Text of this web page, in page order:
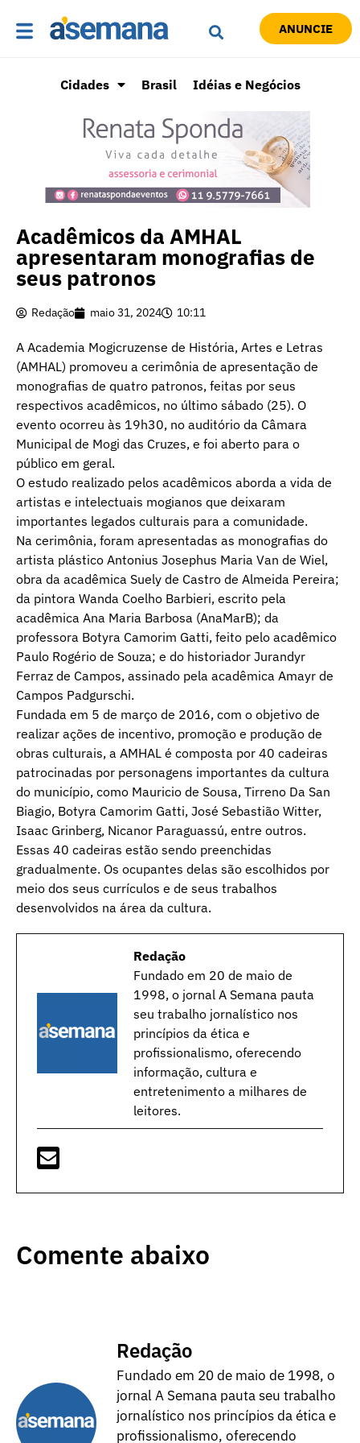
ANUNCIE
Cidades Brasil Idéias e Negócios
Acadêmicos da AMHAL
apresentaram monografias de
seus patronos
Redação maio 31, 2024 10:11
A Academia Mogicruzense de História, Artes e Letras
(AMHAL) promoveu a cerimônia de apresentação de
monografias de quatro patronos, feitas por seus
respectivos acadêmicos, no último sábado (25). O
evento ocorreu às 19h30, no auditório da Câmara
Municipal de Mogi das Cruzes, e foi aberto para o
público em geral.
O estudo realizado pelos acadêmicos aborda a vida de
artistas e intelectuais mogianos que deixaram
importantes legados culturais para a comunidade.
Na cerimônia, foram apresentadas as monografias do
artista plástico Antonius Josephus Maria Van de Wiel,
obra da acadêmica Suely de Castro de Almeida Pereira;
da pintora Wanda Coelho Barbieri, escrito pela
acadêmica Ana Maria Barbosa (AnaMarB); da
professora Botyra Camorim Gatti, feito pelo acadêmico
Paulo Rogério de Souza; e do historiador Jurandyr
Ferraz de Campos, assinado pela acadêmica Amayr de
Campos Padgurschi.
Fundada em 5 de março de 2016, com o objetivo de
realizar ações de incentivo, promoção e produção de
obras culturais, a AMHAL é composta por 40 cadeiras
patrocinadas por personagens importantes da cultura
do município, como Mauricio de Sousa, Tirreno Da San
Biagio, Botyra Camorim Gatti, José Sebastião Witter,
Isaac Grinberg, Nicanor Paraguassú, entre outros.
Essas 40 cadeiras estão sendo preenchidas
gradualmente. Os ocupantes delas são escolhidos por
meio dos seus currículos e de seus trabalhos
desenvolvidos na área da cultura.
Redação
Fundado em 20 de maio de
1998, o jornal A Semana pauta
seu trabalho jornalístico nos
princípios da ética e
profissionalismo, oferecendo
informação, cultura e
entretenimento a milhares de
leitores.
Comente abaixo
Redação
Fundado em 20 de maio de 1998, o
jornal A Semana pauta seu trabalho
jornalístico nos princípios da ética e
profissionalismo, oferecendo